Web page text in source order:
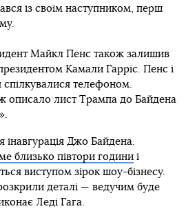
із своїм наступником, перш
Майкл Пенс також залишив
Камали Гарріс. Пенс і
телефоном.
описало лист Трампа до Байдена
інавгурація Джо Байдена.
близько півтори годиниі
виступом зірок шоу-бізнесу.
деталі — ведучим буде
Леді Гага.